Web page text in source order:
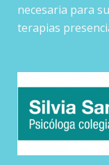
necesaria para
terapias